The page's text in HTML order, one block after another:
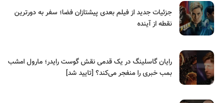
جزئیات جدید از فیلم بعدی پیشتازان فضا؛ سفر به دورترین
نقطه از آینده
رایان گاسلینگ در یک قدمی نقش گوست رایدر؛ مارول امشب
بمب خبری را منفجر می‌کند؟ [تایید شد]